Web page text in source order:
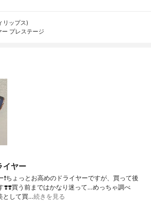
リップス)
プレステージ
イヤー
ちょっとお高めのドライヤーですが、買って後
❣️❣️買う前まではかなり迷って…めっちゃ調べ
として買…続きを見る